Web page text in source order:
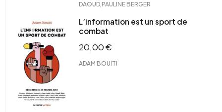
DAOUD PAULINE BERGER
L’information est un sport de
combat
20,00€
ADAM BOUITI